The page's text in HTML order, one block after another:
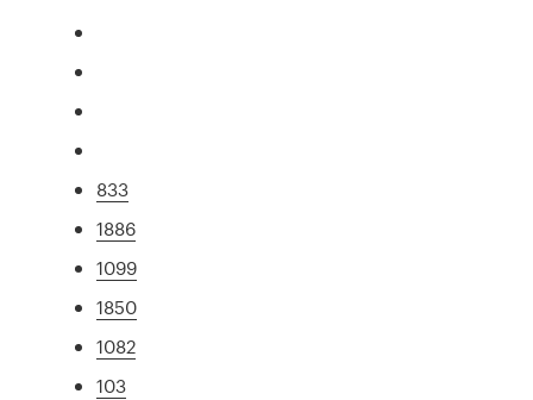
833
1886
1099
1850
1082
103